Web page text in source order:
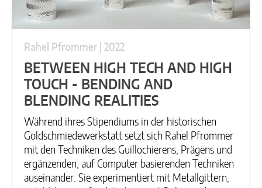
Rahel Pfrommer | 2022
BETWEEN HIGH TECH AND HIGH
TOUCH - BENDING AND
BLENDING REALITIES
Während ihres Stipendiums in der historischen
Goldschmiedewerkstatt setzt sich Rahel Pfrommer
mit den Techniken des Guillochierens, Prägens und
ergänzenden, auf Computer basierenden Techniken
auseinander. Sie experimentiert mit Metallgittern,